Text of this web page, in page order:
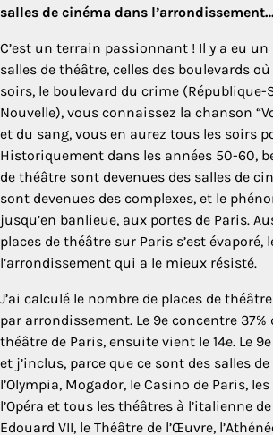
salles de cinéma dans l’arrondissement…
C’est un terrain passionnant ! Il y a eu
salles de théâtre, celles des boulevards
soirs, le boulevard du crime
Nouvelle), vous connaissez la chanson
et du sang, vous en aurez tous les soirs
Historiquement dans les années 50-60,
de théâtre sont devenues des salles de
sont devenues des complexes, et le
jusqu’en banlieue, aux portes de Paris.
places de théâtre sur Paris s’est évaporé,
l’arrondissement qui a le mieux résisté.
J’ai calculé le nombre de places de
par arrondissement. Le 9e concentre 37%
théâtre de Paris, ensuite vient le 14e. Le
et j’inclus, parce que ce sont des salles
l’Olympia, Mogador, le Casino de Paris,
l’Opéra et tous les théâtres à l’italienne
Edouard VII, le Théâtre de l’Œuvre,